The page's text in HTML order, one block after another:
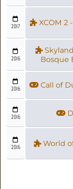
2017 XCOM 2
2016
Bosque
2016 Call of
2016
2016 World